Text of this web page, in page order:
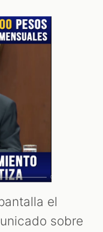
el
sobre